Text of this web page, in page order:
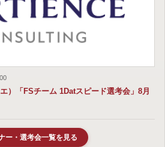
）「FSチーム 1Datスピード選考会」8月
ー・選考会一覧を見る